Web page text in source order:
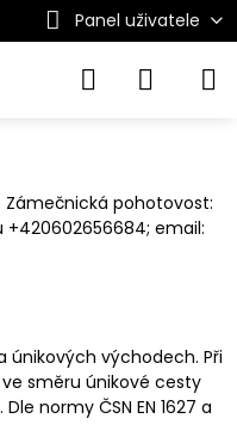
Panel uživatele
pohotovost:
email:
únikových východech. Při
směru únikové cesty
normy ČSN EN 1627 a